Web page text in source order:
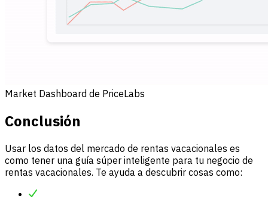
Market Dashboard de PriceLabs
Conclusión
Usar los datos del mercado de rentas vacacionales es
como tener una guía súper inteligente para tu negocio de
rentas vacacionales. Te ayuda a descubrir cosas como: